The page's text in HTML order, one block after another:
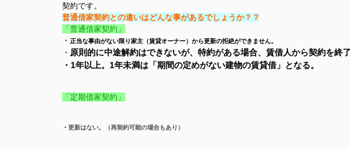
契約です。
普通借家契約との違いはどんな事があるでしょうか？？
「普通借家契約」
・ 正当な事由がない限り家主（賃貸オーナー）から更新の拒絶ができません。
・ 原則的に中途解約はできないが、特約がある場合、賃借人から契約を終
・1年以上。1年未満は「期間の定めがない建物の賃貸借」となる。
「定期借家契約」
・ 更新はない。（再契約可能の場合もあり）